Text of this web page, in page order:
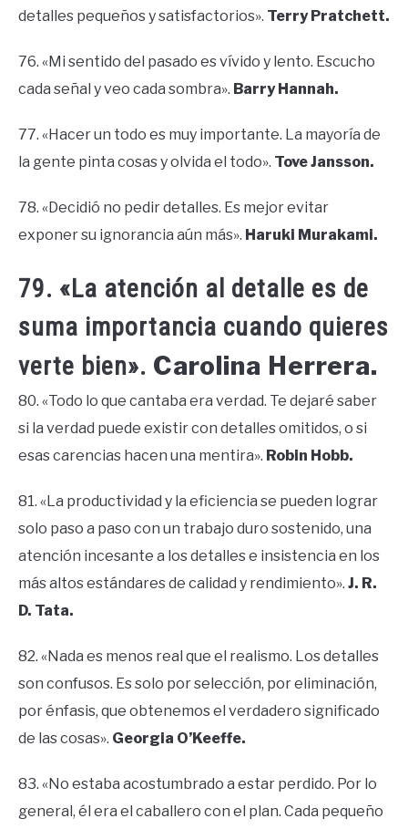
detalles pequeños y satisfactorios». Terry Pratchett.
76. «Mi sentido del pasado es vívido y lento. Escucho
cada señal y veo cada sombra». Barry Hannah.
77. «Hacer un todo es muy importante. La mayoría de
la gente pinta cosas y olvida el todo». Tove Jansson.
78. «Decidió no pedir detalles. Es mejor evitar
exponer su ignorancia aún más». Haruki Murakami.
79. «La atención al detalle es de
suma importancia cuando quieres
verte bien». Carolina Herrera.
80. «Todo lo que cantaba era verdad. Te dejaré saber
si la verdad puede existir con detalles omitidos, o si
esas carencias hacen una mentira». Robin Hobb.
81. «La productividad y la eficiencia se pueden lograr
solo paso a paso con un trabajo duro sostenido, una
atención incesante a los detalles e insistencia en los
más altos estándares de calidad y rendimiento». J. R.
D. Tata.
82. «Nada es menos real que el realismo. Los detalles
son confusos. Es solo por selección, por eliminación,
por énfasis, que obtenemos el verdadero significado
de las cosas». Georgia O’Keeffe.
83. «No estaba acostumbrado a estar perdido. Por lo
general, él era el caballero con el plan. Cada pequeño